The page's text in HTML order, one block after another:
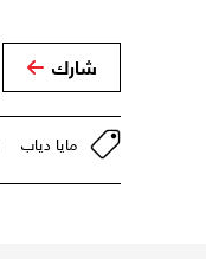
شارك
مايا دياب